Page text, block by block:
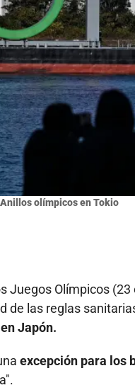
Anillos olímpicos en Tokio
Olímpicos
de las reglas
Japón.
excepción para los